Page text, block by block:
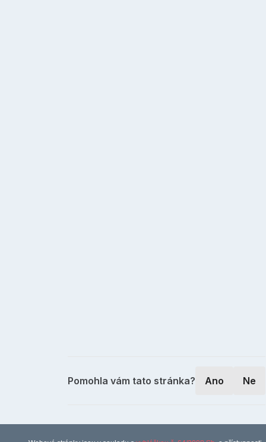
Pomohla vám tato stránka? Ano Ne